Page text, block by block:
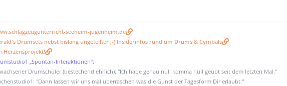
seeheim-jugenheim.de
Drumsets nebst bislang ungeteilter ;-) Insiderinfos rund um Drums & Cymbals
Herzensprojekt!
„Spontan-Interaktionen“:
Drumschüler (bestechend ehrlich): "Ich habe genau null komma null geübt seit dem letzten Mal."
"Dann lassen wir uns mal überraschen was die Gunst der Tagesform Dir erlaubt."